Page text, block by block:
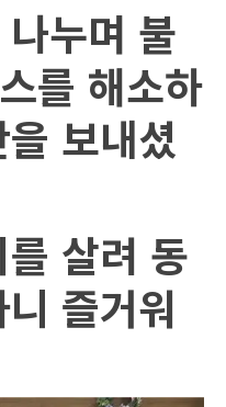
누며 불
를 해소하
보내셨
살려 동
즐거워